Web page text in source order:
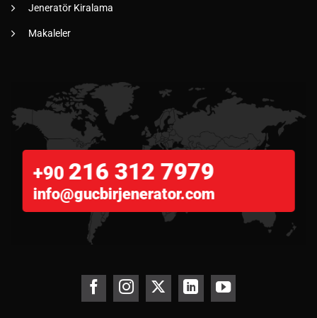
Jeneratör Kiralama
Makaleler
+90 216 312 7979
info@gucbirjenerator.com